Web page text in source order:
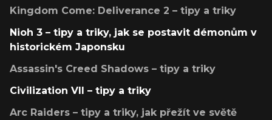
Kingdom Come: Deliverance 2 – tipy a triky
Nioh 3 – tipy a triky, jak se postavit démonům v
historickém Japonsku
Assassin's Creed Shadows – tipy a triky
Civilization VII – tipy a triky
Arc Raiders – tipy a triky, jak přežít ve světě